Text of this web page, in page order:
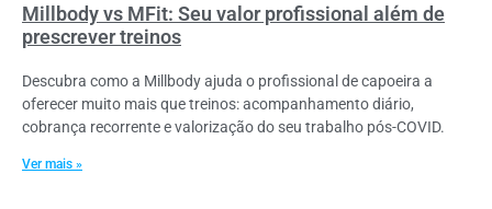
Millbody vs MFit: Seu valor profissional além de
prescrever treinos
Descubra como a Millbody ajuda o profissional de capoeira a
oferecer muito mais que treinos: acompanhamento diário,
cobrança recorrente e valorização do seu trabalho pós-COVID.
Ver mais »